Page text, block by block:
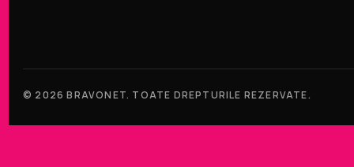
© 2026 BRAVONET. TOATE DREPTURILE REZERVATE.